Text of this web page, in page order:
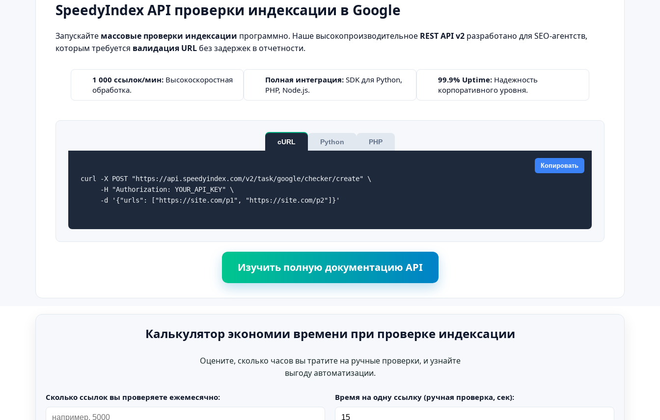
SpeedyIndex API проверки индексации в Google
Запускайте массовые проверки индексации программно. Наше высокопроизводительное REST API v2 разработано для SEO-агентств,
которым требуется валидация URL без задержек в отчетности.
1 000 ссылок/мин: Высокоскоростная
обработка.
Полная интеграция: SDK для Python,
PHP, Node.js.
99.9% Uptime: Надежность
корпоративного уровня.
cURL Python PHP
curl -X POST "https://api.speedyindex.com/v2/task/google/checker/create" \
     -H "Authorization: YOUR_API_KEY" \
     -d '{"urls": ["https://site.com/p1", "https://site.com/p2"]}'
Копировать
Изучить полную документацию API
Калькулятор экономии времени при проверке индексации
Оцените, сколько часов вы тратите на ручные проверки, и узнайте
выгоду автоматизации.
Сколько ссылок вы проверяете ежемесячно: Время на одну ссылку (ручная проверка, сек):